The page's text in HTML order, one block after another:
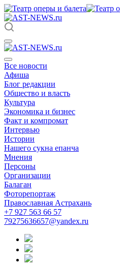
Все новости
Афиша
Блог редакции
Общество и власть
Культура
Экономика и бизнес
Факт и компромат
Интервью
Истории
Нашего сукна епанча
Мнения
Персоны
Организации
Балаган
Фоторепортаж
Православная Астрахань
+7 927 563 66 57
79275636657@yandex.ru